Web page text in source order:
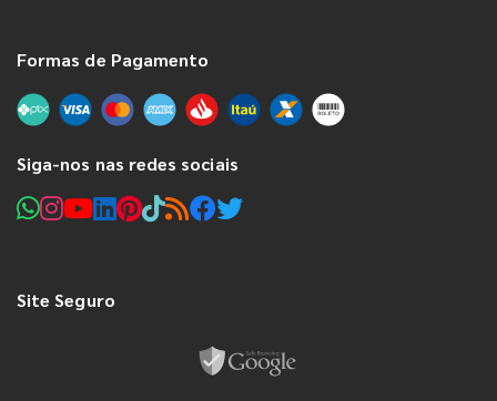
Formas de Pagamento
Siga-nos nas redes sociais
Site Seguro